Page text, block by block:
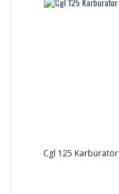
Cgl 125 Karbüratör